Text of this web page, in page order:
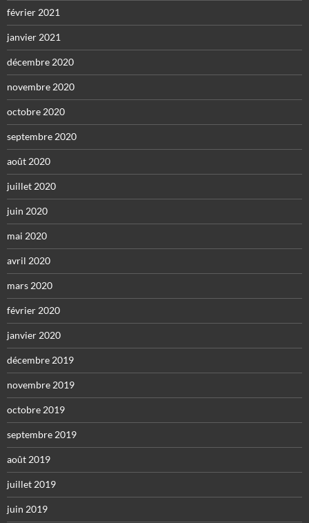
février 2021
janvier 2021
décembre 2020
novembre 2020
octobre 2020
septembre 2020
août 2020
juillet 2020
juin 2020
mai 2020
avril 2020
mars 2020
février 2020
janvier 2020
décembre 2019
novembre 2019
octobre 2019
septembre 2019
août 2019
juillet 2019
juin 2019